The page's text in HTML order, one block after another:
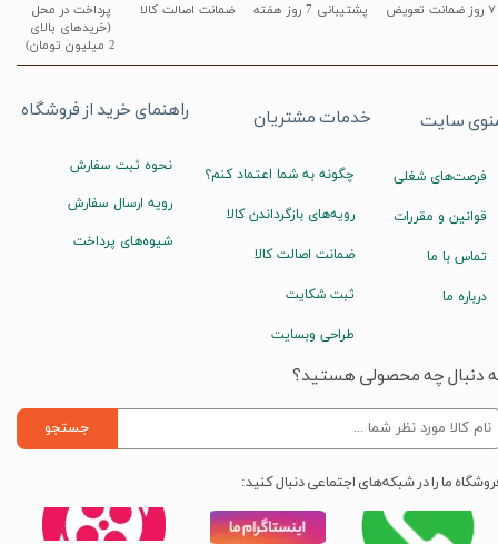
پشتیبانی 7 روز هفته
پرداخت در محل
(خریدهای بالای
2 میلیون تومان)
۷ روز ضمانت تعویض ضمانت اصالت کالا
راهنمای خرید از فروشگاه
نحوه ثبت سفارش
رویه ارسال سفارش
شیوه‌های پرداخت
خدمات مشتریان
چگونه به شما اعتماد کنم؟
رویه‌های بازگرداندن کالا
ضمانت اصالت کالا
ثبت شکایت
طراحی وبسایت
سایت
فرصت‌های شغلی
قوانین و مقررات
تماس با ما
درباره ما
دنبال چه محصولی هستید؟
جستجو
ما را در شبکه‌های اجتماعی دنبال کنید: